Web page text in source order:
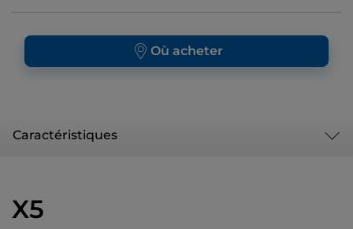
Où acheter
Caractéristiques
X5